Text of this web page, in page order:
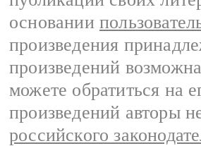
основании
произведения
произведений
можете обратиться на
произведений авторы
российского